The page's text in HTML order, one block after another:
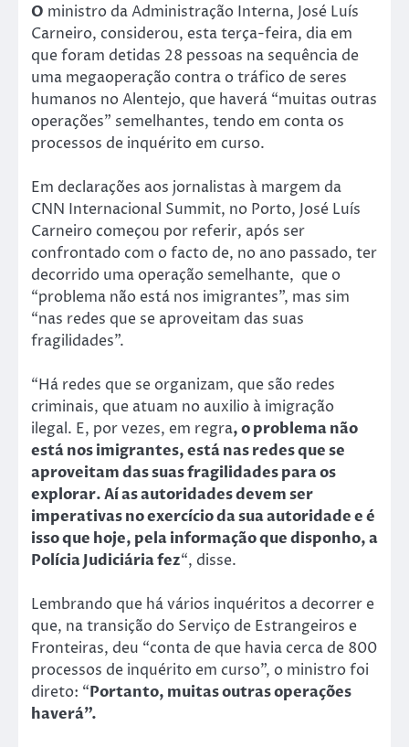
O ministro da Administração Interna, José Luís
Carneiro, considerou, esta terça-feira, dia em
que foram detidas 28 pessoas na sequência de
uma megaoperação contra o tráfico de seres
humanos no Alentejo, que haverá “muitas outras
operações” semelhantes, tendo em conta os
processos de inquérito em curso.
Em declarações aos jornalistas à margem da
CNN Internacional Summit, no Porto, José Luís
Carneiro começou por referir, após ser
confrontado com o facto de, no ano passado, ter
decorrido uma operação semelhante, que o
“problema não está nos imigrantes”, mas sim
“nas redes que se aproveitam das suas
fragilidades”.
“Há redes que se organizam, que são redes
criminais, que atuam no auxilio à imigração
ilegal. E, por vezes, em regra, o problema não
está nos imigrantes, está nas redes que se
aproveitam das suas fragilidades para os
explorar. Aí as autoridades devem ser
imperativas no exercício da sua autoridade e é
isso que hoje, pela informação que disponho, a
Polícia Judiciária fez“, disse.
Lembrando que há vários inquéritos a decorrer e
que, na transição do Serviço de Estrangeiros e
Fronteiras, deu “conta de que havia cerca de 800
processos de inquérito em curso”, o ministro foi
direto: “Portanto, muitas outras operações
haverá”.